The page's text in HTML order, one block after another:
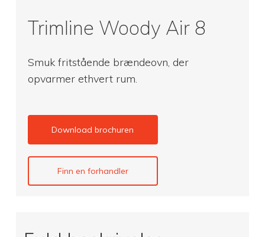
Trimline Woody Air 8
Smuk fritstående brændeovn, der
opvarmer ethvert rum.
Download brochuren
Finn en forhandler